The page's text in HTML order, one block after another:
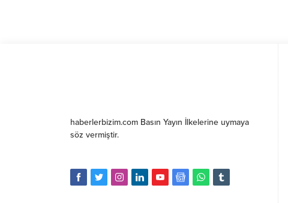
haberlerbizim.com Basın Yayın İlkelerine uymaya
söz vermiştir.